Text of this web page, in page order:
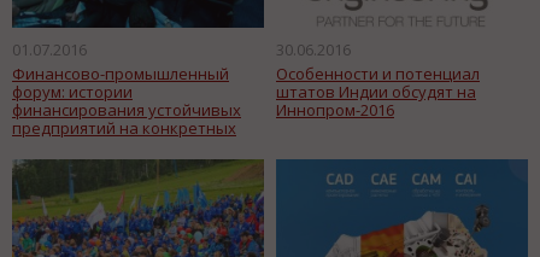
01.07.2016
Финансово-промышленный
форум: истории
финансирования устойчивых
предприятий на конкретных
30.06.2016
Особенности и потенциал
штатов Индии обсудят на
Иннопром-2016